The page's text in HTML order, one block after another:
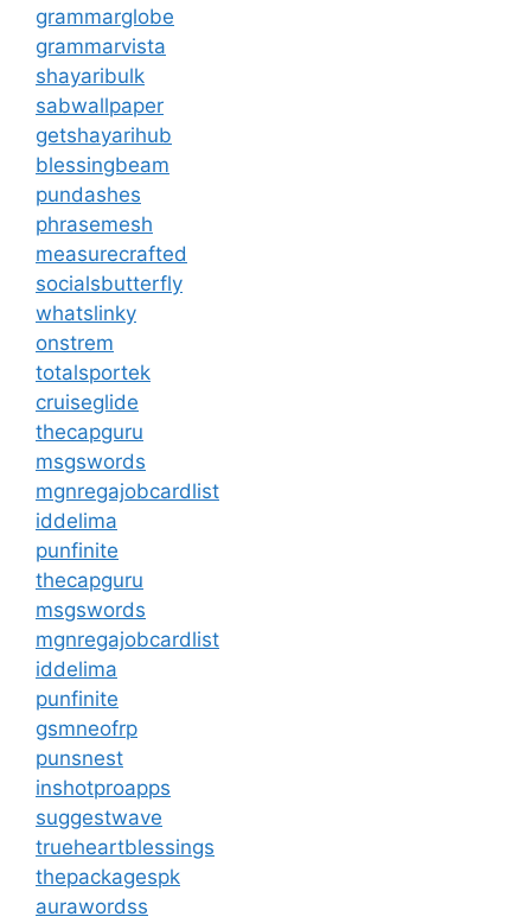
grammarglobe
grammarvista
shayaribulk
sabwallpaper
getshayarihub
blessingbeam
pundashes
phrasemesh
measurecrafted
socialsbutterfly
whatslinky
onstrem
totalsportek
cruiseglide
thecapguru
msgswords
mgnregajobcardlist
iddelima
punfinite
thecapguru
msgswords
mgnregajobcardlist
iddelima
punfinite
gsmneofrp
punsnest
inshotproapps
suggestwave
trueheartblessings
thepackagespk
aurawordss